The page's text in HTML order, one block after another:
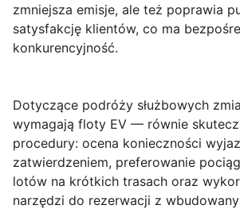
zmniejsza emisje, ale też poprawia
satysfakcję klientów, co ma
konkurencyjność.
Dotyczące podróży służbowych
wymagają floty EV — równie
procedury: ocena konieczności
zatwierdzeniem, preferowanie
lotów na krótkich trasach oraz
narzędzi do rezerwacji z